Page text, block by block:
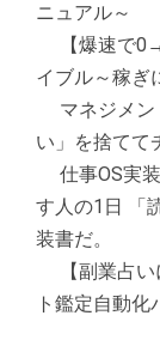
ニュアル～
【爆速で
イブル～稼ぎ
マネジメ
い」を捨てて
仕事OS実
す人の1日 「
装書だ。
【副業占
ト鑑定自動化